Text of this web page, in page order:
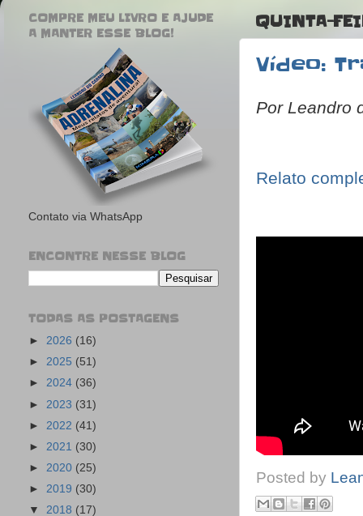
QUINTA-
Vídeo:
Por Leandro
Relato
Posted by
COMPRE MEU LIVRO E AJUDE
A MANTER ESSE BLOG!
Contato via WhatsApp
ENCONTRE NESSE BLOG
TODAS AS POSTAGENS
► 2026 (16)
► 2025 (51)
► 2024 (36)
► 2023 (31)
► 2022 (41)
► 2021 (30)
► 2020 (25)
► 2019 (30)
▼ 2018 (17)